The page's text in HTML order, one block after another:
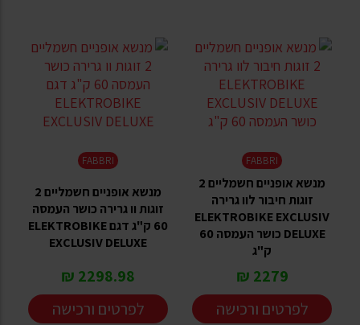
FABBRI
מנשא אופניים חשמליים 2
זוגות חיבור לוו גרירה
ELEKTROBIKE EXCLUSIV
DELUXE כושר העמסה 60
ק"ג
2279 ₪
לפרטים ורכישה
FABBRI
מנשא אופניים חשמליים 2
זוגות וו גרירה כושר העמסה
60 ק"ג דגם ELEKTROBIKE
EXCLUSIV DELUXE
2298.98 ₪
לפרטים ורכישה